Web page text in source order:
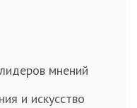
мнений
и искусство